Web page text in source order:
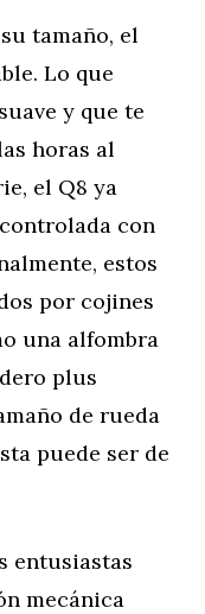
tamaño, el
Lo que
y que te
horas al
el Q8 ya
con
estos
por cojines
una alfombra
plus
de rueda
puede ser de
entusiastas
mecánica